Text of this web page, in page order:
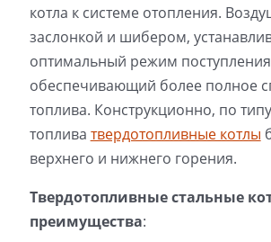
котла к системе отопления.
заслонкой и шибером,
оптимальный режим поступления
обеспечивающий более полное
топлива. Конструкционно, по
топлива твердотопливные котлы
верхнего и нижнего горения.
Твердотопливные стальные
преимущества: